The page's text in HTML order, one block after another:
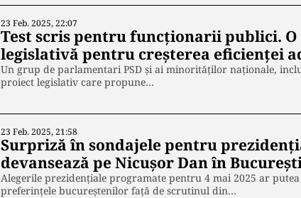
23 Feb. 2025, 22:07
Test scris pentru funcționarii publici.
legislativă pentru creșterea eficienței
Un grup de parlamentari PSD și ai minorităților naționale,
proiect legislativ care propune…
23 Feb. 2025, 21:58
Surpriză în sondajele pentru
devansează pe Nicușor Dan în
Alegerile prezidențiale programate pentru 4 mai 2025 ar
preferințele bucureștenilor față de scrutinul din…